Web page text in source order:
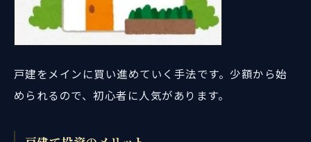
戸建をメインに買い進めていく手法です。少額から始
められるので、初心者に人気があります。